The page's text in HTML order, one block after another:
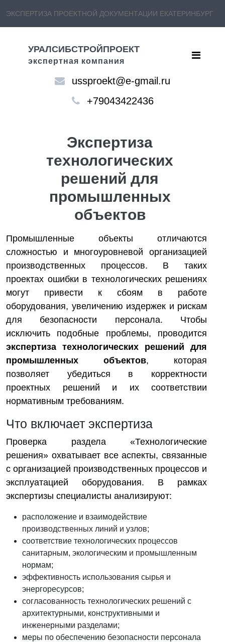
ЭКСПЕРТИЗА ПРОЕКТНОЙ ДОКУМЕНТАЦИИ ЕКАТЕРИНБУРГ
УРАЛСИБСТРОЙПРОЕКТ
экспертная компания
ussproekt@e-gmail.ru
+79043422436
Экспертиза
технологических
решений для
промышленных
объектов
Промышленные объекты отличаются
сложностью и многоуровневой организацией
производственных процессов. В таких
проектах ошибки в технологических решениях
могут привести к сбоям в работе
оборудования, увеличению издержек и рискам
для безопасности персонала. Чтобы
исключить подобные проблемы, проводится
экспертиза технологических решений для
промышленных объектов, которая
позволяет убедиться в корректности
проектных решений и их соответствии
нормативным требованиям.
Что включает экспертиза
Проверка раздела «Технологические
решения» охватывает все аспекты, связанные
с организацией производственных процессов и
эксплуатацией оборудования. В рамках
экспертизы специалисты анализируют:
расположение и взаимодействие
производственных линий и узлов;
соответствие технологических процессов
санитарным, экологическим и промышленным
нормам;
эффективность использования сырья и
энергоресурсов;
согласованность технологических решений с
архитектурными, конструктивными и
инженерными разделами;
меры по обеспечению безопасности персонала